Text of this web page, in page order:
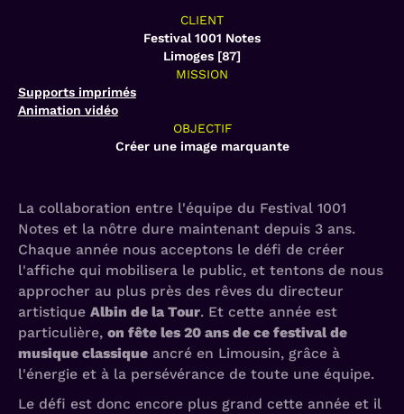
CLIENT
Festival 1001 Notes
Limoges [87]
MISSION
Supports imprimés
Animation vidéo
OBJECTIF
Créer une image marquante
La collaboration entre l'équipe du Festival 1001
Notes et la nôtre dure maintenant depuis 3 ans.
Chaque année nous acceptons le défi de créer
l'affiche qui mobilisera le public, et tentons de nous
approcher au plus près des rêves du directeur
artistique Albin de la Tour. Et cette année est
particulière, on fête les 20 ans de ce festival de
musique classiqueancré en Limousin, grâce à
l'énergie et à la persévérance de toute une équipe.
Le défi est donc encore plus grand cette année et il